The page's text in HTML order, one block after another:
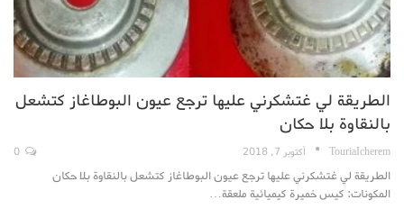
الطريقة لي غتشكرني عليها ترجع عيون البوطاغاز كتشعل
بالنقاوة بلا حكان
TouriaIcherem أكتوبر 7, 2018
الطريقة لي غتشكرني عليها ترجع عيون البوطاغاز كتشعل بالنقاوة بلا حكان
المكونات: كيس خميرة كيميائية ملعقة…